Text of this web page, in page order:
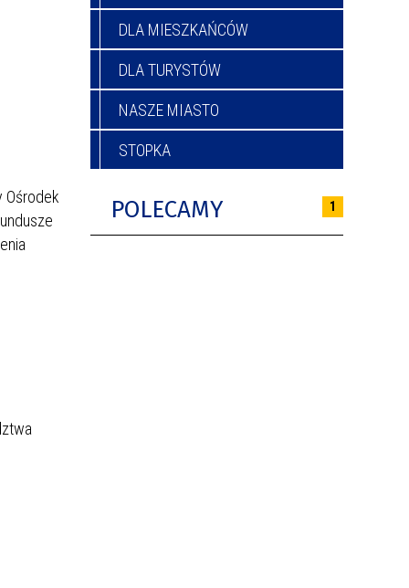
Ośrodek
DLA MIESZKAŃCÓW
DLA TURYSTÓW
NASZE MIASTO
STOPKA
POLECAMY 1